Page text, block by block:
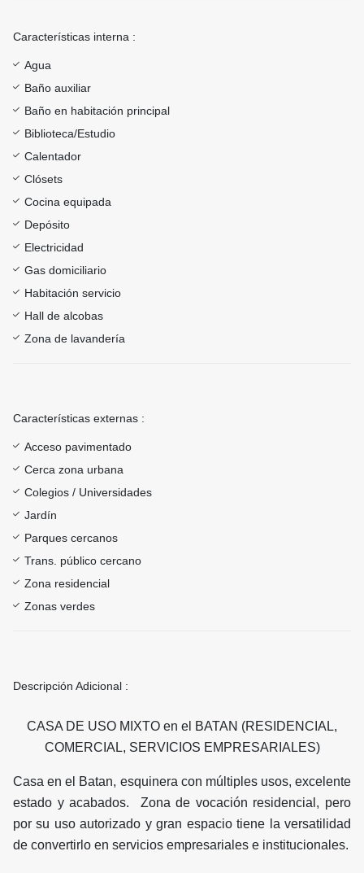
Características interna :
Agua
Baño auxiliar
Baño en habitación principal
Biblioteca/Estudio
Calentador
Clósets
Cocina equipada
Depósito
Electricidad
Gas domiciliario
Habitación servicio
Hall de alcobas
Zona de lavandería
Características externas :
Acceso pavimentado
Cerca zona urbana
Colegios / Universidades
Jardín
Parques cercanos
Trans. público cercano
Zona residencial
Zonas verdes
Descripción Adicional :
CASA DE USO MIXTO en el BATAN (RESIDENCIAL,
COMERCIAL, SERVICIOS EMPRESARIALES)
Casa en el Batan, esquinera con múltiples usos, excelente
estado y acabados. Zona de vocación residencial, pero
por su uso autorizado y gran espacio tiene la versatilidad
de convertirlo en servicios empresariales e institucionales.